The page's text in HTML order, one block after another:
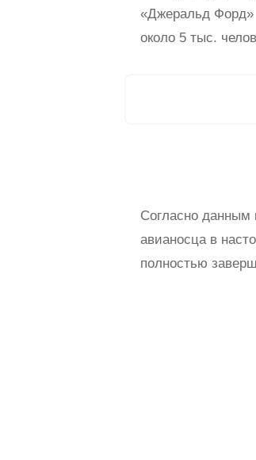
«Джеральд Форд»
около 5 тыс.
Согласно данным
авианосца в
полностью